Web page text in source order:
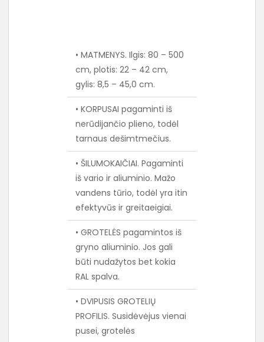
• MATMENYS. Ilgis: 80 – 500
cm, plotis: 22 – 42 cm,
gylis: 8,5 – 45,0 cm.
• KORPUSAI pagaminti iš
nerūdijančio plieno, todėl
tarnaus dešimtmečius.
• ŠILUMOKAIČIAI. Pagaminti
iš vario ir aliuminio. Mažo
vandens tūrio, todėl yra itin
efektyvūs ir greitaeigiai.
• GROTELĖS pagamintos iš
gryno aliuminio. Jos gali
būti nudažytos bet kokia
RAL spalva.
• DVIPUSIS GROTELIŲ
PROFILIS. Susidėvėjus vienai
pusei, grotelės